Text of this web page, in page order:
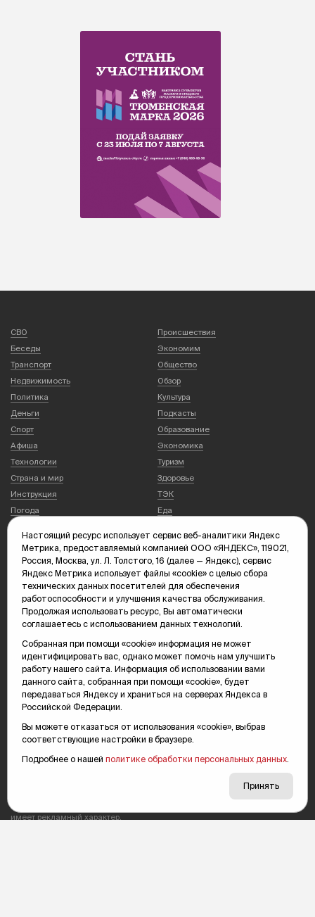
СВО
Происшествия
Беседы
Экономим
Транспорт
Общество
Недвижимость
Обзор
Политика
Культура
Деньги
Подкасты
Спорт
Образование
Афиша
Экономика
Технологии
Туризм
Страна и мир
Здоровье
Инструкция
ТЭК
Погода
Еда
Видео
Галереи
Новости
Темы новостей
Спецпроекты
Печатное издание
ГИБДД
зарегистрировано Федеральной службой по надзору в сфере связи,
информационных технологий и массовых коммуникаций (Роскомнадзор),
серия Эл №ФС77-78856 от 07.08.2020 г. Учредитель: Автономная
некоммерческая организация «Телерадиокомпания "Тюменское
имеет рекламный характер.
Настоящий ресурс использует сервис веб-аналитики Яндекс
Метрика, предоставляемый компанией ООО «ЯНДЕКС», 119021,
Россия, Москва, ул. Л. Толстого, 16 (далее — Яндекс), сервис
Яндекс Метрика использует файлы «cookie» с целью сбора
технических данных посетителей для обеспечения
работоспособности и улучшения качества обслуживания.
Продолжая использовать ресурс, Вы автоматически
соглашаетесь с использованием данных технологий.
Собранная при помощи «cookie» информация не может
идентифицировать вас, однако может помочь нам улучшить
работу нашего сайта. Информация об использовании вами
данного сайта, собранная при помощи «cookie», будет
передаваться Яндексу и храниться на серверах Яндекса в
Российской Федерации.
Вы можете отказаться от использования «cookie», выбрав
соответствующие настройки в браузере.
Подробнее о нашей политике обработки персональных данных
Принять